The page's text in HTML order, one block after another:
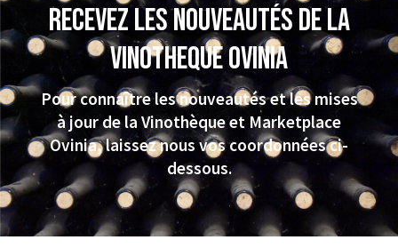
Recevez les nouveautés de la
VINOTHEQUE Ovinia
Pour connaître les nouveautés et les mises
à jour de la Vinothèque et Marketplace
Ovinia, laissez nous vos coordonnées ci-
dessous.